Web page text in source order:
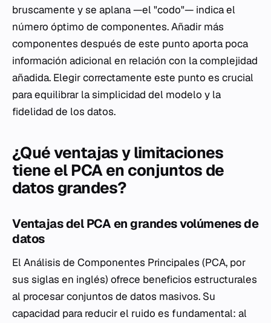
bruscamente y se aplana —el "codo"— indica el
número óptimo de componentes. Añadir más
componentes después de este punto aporta poca
información adicional en relación con la complejidad
añadida. Elegir correctamente este punto es crucial
para equilibrar la simplicidad del modelo y la
fidelidad de los datos.
¿Qué ventajas y limitaciones
tiene el PCA en conjuntos de
datos grandes?
Ventajas del PCA en grandes volúmenes de
datos
El Análisis de Componentes Principales (PCA, por
sus siglas en inglés) ofrece beneficios estructurales
al procesar conjuntos de datos masivos. Su
capacidad para reducir el ruido es fundamental: al